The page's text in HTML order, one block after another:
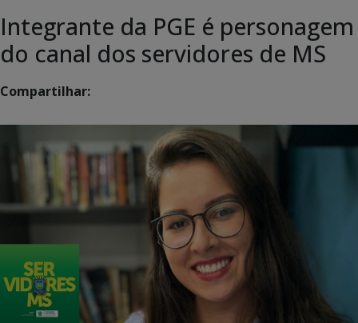
Integrante da PGE é personagem
do canal dos servidores de MS
Compartilhar: